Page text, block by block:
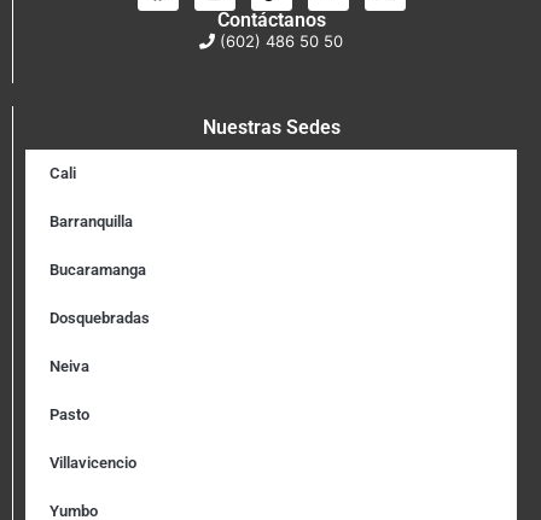
Contáctanos
(602) 486 50 50
Nuestras Sedes
Cali
Barranquilla
Bucaramanga
Dosquebradas
Neiva
Pasto
Villavicencio
Yumbo